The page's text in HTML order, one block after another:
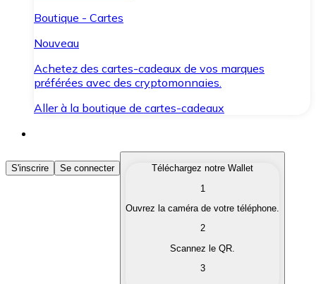
Boutique - Cartes
Nouveau
Achetez des cartes-cadeaux de vos marques
préférées avec des cryptomonnaies.
Aller à la boutique de cartes-cadeaux
Acheter des Cryptomonnaies
Achetez les cryptomonnaies qui vous intéressent
Convertissez vos cryptomonnaies en monnaie
S'inscrire Se connecter
Téléchargez notre Wallet
1
Ouvrez la caméra de votre téléphone.
2
Scannez le QR.
3